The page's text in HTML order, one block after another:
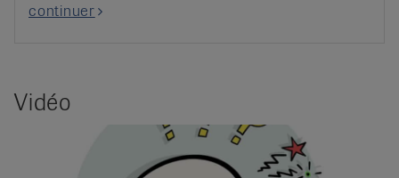
continuer
Vidéo